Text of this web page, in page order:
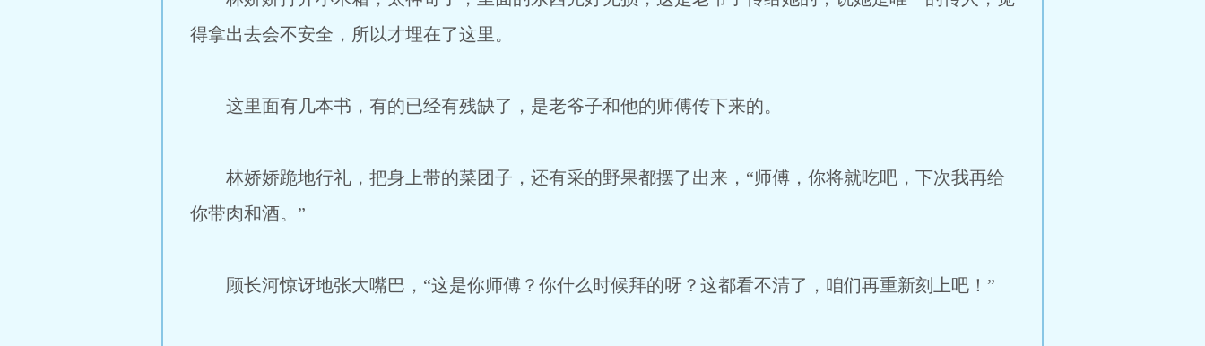
得拿出去会不安全，所以才埋在了这里。
这里面有几本书，有的已经有残缺了，是老爷子和他的师傅传下来的。
林娇娇跪地行礼，把身上带的菜团子，还有采的野果都摆了出来，“师傅，你将就吃吧，下次我再给
你带肉和酒。”
顾长河惊讶地张大嘴巴，“这是你师傅？你什么时候拜的呀？这都看不清了，咱们再重新刻上吧！”